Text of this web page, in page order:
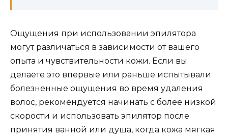
Ощущения при использовании эпилятора
могут различаться в зависимости от вашего
опыта и чувствительности кожи. Если вы
делаете это впервые или раньше испытывали
болезненные ощущения во время удаления
волос, рекомендуется начинать с более низкой
скорости и использовать эпилятор после
принятия ванной или душа, когда кожа мягкая